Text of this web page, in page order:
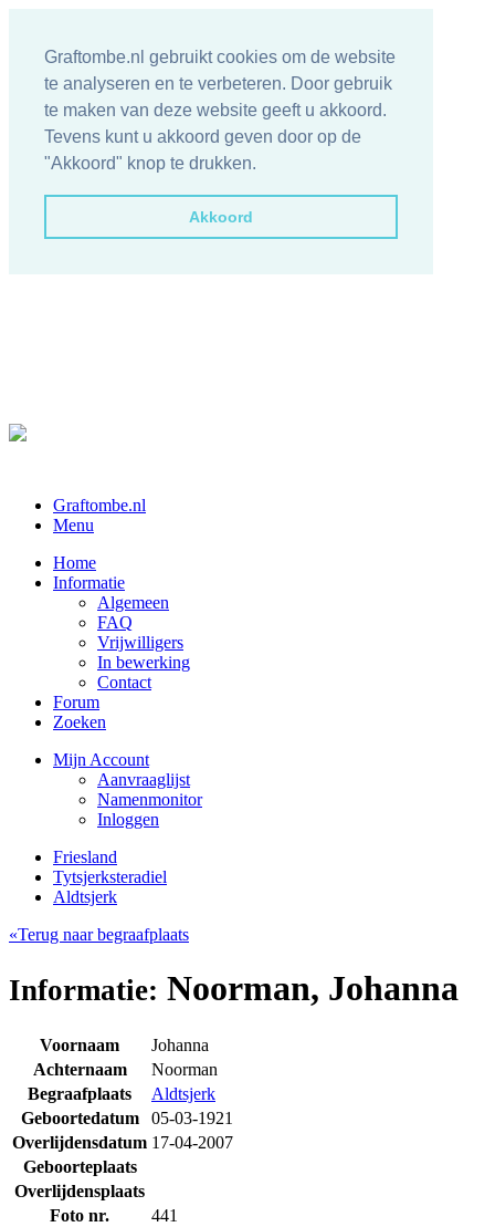
Graftombe.nl gebruikt cookies om de website
te analyseren en te verbeteren. Door gebruik
te maken van deze website geeft u akkoord.
Tevens kunt u akkoord geven door op de
"Akkoord" knop te drukken.
Akkoord
Graftombe.nl
Menu
Home
Informatie
Algemeen
FAQ
Vrijwilligers
In bewerking
Contact
Forum
Zoeken
Mijn Account
Aanvraaglijst
Namenmonitor
Inloggen
Friesland
Tytsjerksteradiel
Aldtsjerk
«Terug naar begraafplaats
Informatie: Noorman, Johanna
Voornaam
Johanna
Achternaam
Noorman
Begraafplaats
Aldtsjerk
Geboortedatum
05-03-1921
Overlijdensdatum 17-04-2007
Geboorteplaats
Overlijdensplaats
Foto nr.
441